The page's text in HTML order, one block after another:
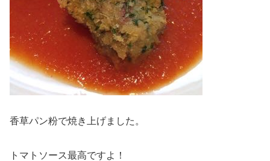
香草パン粉で焼き上げました。
トマトソース最高ですよ！